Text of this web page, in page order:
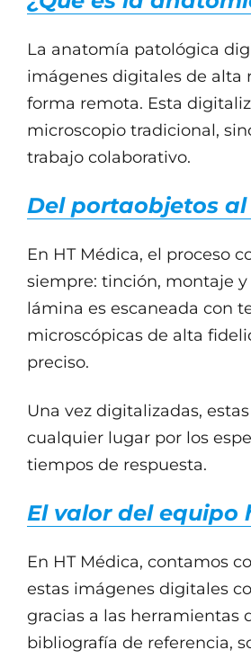
La anatomía patológica
imágenes digitales de alta
forma remota. Esta
microscopio tradicional,
trabajo colaborativo.
Del portaobjetos
En HT Médica, el proceso
siempre: tinción, montaje
lámina es escaneada con
microscópicas de alta
preciso.
Una vez digitalizadas,
cualquier lugar por los
tiempos de respuesta.
El valor del
En HT Médica, contamos
estas imágenes digitales
gracias a las herramientas
bibliografía de referencia,